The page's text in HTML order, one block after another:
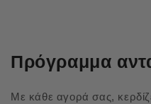
Πρόγραμμα
Με κάθε αγορά σας,